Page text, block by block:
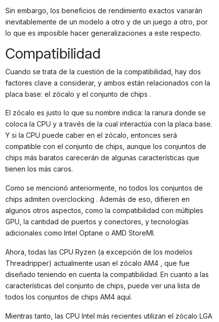
Sin embargo, los beneficios de rendimiento exactos variarán
inevitablemente de un modelo a otro y de un juego a otro, por
lo que es imposible hacer generalizaciones a este respecto.
Compatibilidad
Cuando se trata de la cuestión de la compatibilidad, hay dos
factores clave a considerar, y ambos están relacionados con la
placa base: el zócalo y el conjunto de chips .
El zócalo es justo lo que su nombre indica: la ranura donde se
coloca la CPU y a través de la cual interactúa con la placa base.
Y si la CPU puede caber en el zócalo, entonces será
compatible con el conjunto de chips, aunque los conjuntos de
chips más baratos carecerán de algunas características que
tienen los más caros.
Como se mencionó anteriormente, no todos los conjuntos de
chips admiten overclocking . Además de eso, difieren en
algunos otros aspectos, como la compatibilidad con múltiples
GPU, la cantidad de puertos y conectores, y tecnologías
adicionales como Intel Optane o AMD StoreMI.
Ahora, todas las CPU Ryzen (a excepción de los modelos
Threadripper) actualmente usan el zócalo AM4 , que fue
diseñado teniendo en cuenta la compatibilidad. En cuanto a las
características del conjunto de chips, puede ver una lista de
todos los conjuntos de chips AM4 aquí.
Mientras tanto, las CPU Intel más recientes utilizan el zócalo LGA